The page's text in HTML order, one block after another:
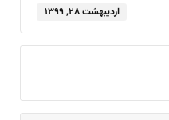
اردیبهشت ۲۸, ۱۳۹۹